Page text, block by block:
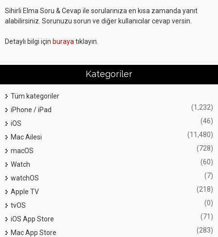
Sihirli Elma Soru & Cevap ile sorularınıza en kısa zamanda yanıt
alabilirsiniz. Sorunuzu sorun ve diğer kullanıcılar cevap versin.
Detaylı bilgi için buraya tıklayın.
Kategoriler
Tüm kategoriler
iPhone / iPad
(1,232)
iOS (46)
Mac Ailesi (11,480)
macOS (728)
Watch (60)
watchOS (7)
Apple TV (218)
tvOS (0)
iOS App Store (71)
Mac App Store (283)